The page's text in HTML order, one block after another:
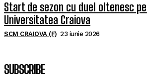
Start de sezon cu duel oltenesc
Universitatea Craiova
SCM CRAIOVA (F) 23 iunie 2026
SUBSCRIBE